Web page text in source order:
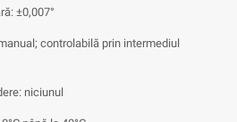
±0,007°
controlabilă prin intermediul
niciunul